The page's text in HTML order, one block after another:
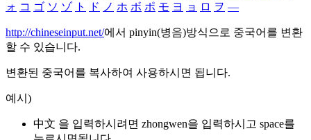
ォ コ ゴ ソ ゾ ト ド ノ ホ ボ ポ モ ヨ ョ ロ ヲ ―
http://chineseinput.net/에서 pinyin(병음)방식으로 중국어를 변환
할 수 있습니다.
변환된 중국어를 복사하여 사용하시면 됩니다.
예시)
中文 을 입력하시려면 zhongwen을 입력하시고 space를